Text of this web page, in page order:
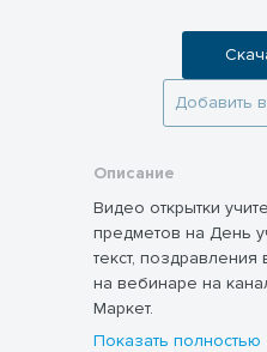
Добавить
Описание
Видео открытки
предметов на День
текст,
на вебинаре на
Маркет.
Показать полностью